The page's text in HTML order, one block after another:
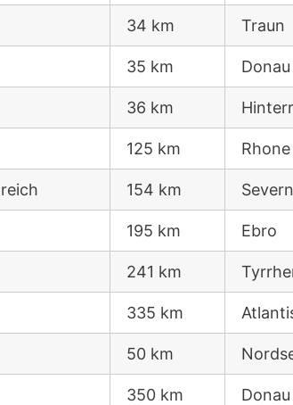
34 km Traun
35 km Donau
36 km
125 km Rhone
154 km Severn
195 km Ebro
241 km
335 km
50 km
350 km Donau